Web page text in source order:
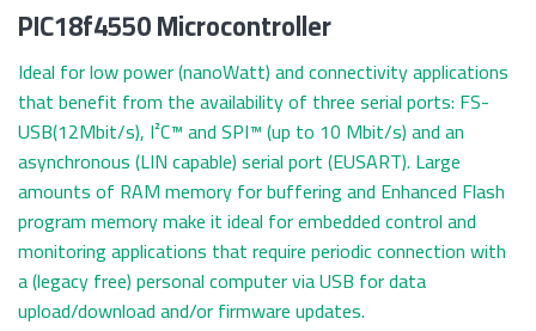
PIC18f4550 Microcontroller
Ideal for low power (nanoWatt) and connectivity applications
that benefit from the availability of three serial ports: FS-
USB(12Mbit/s), I²C™ and SPI™ (up to 10 Mbit/s) and an
asynchronous (LIN capable) serial port (EUSART). Large
amounts of RAM memory for buffering and Enhanced Flash
program memory make it ideal for embedded control and
monitoring applications that require periodic connection with
a (legacy free) personal computer via USB for data
upload/download and/or firmware updates.